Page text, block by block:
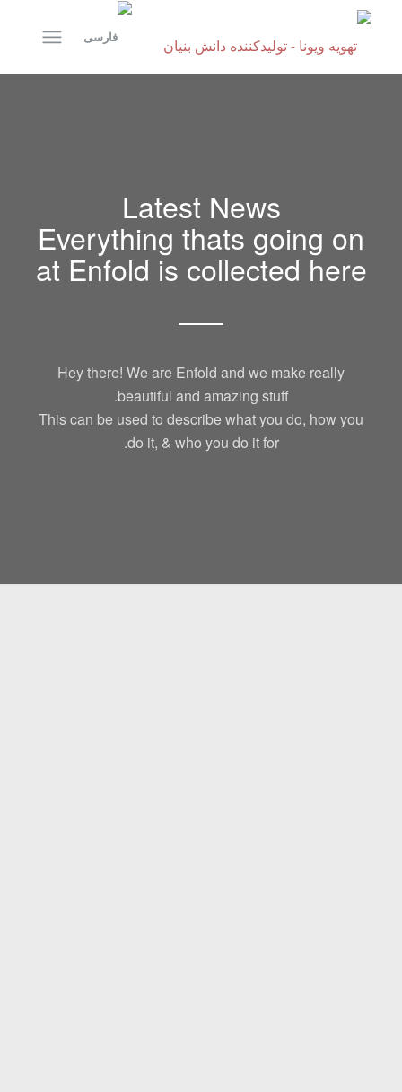
Latest News
Everything thats going on
at Enfold is collected here
Hey there! We are Enfold and we make really
beautiful and amazing stuff.
This can be used to describe what you do, how you
do it, & who you do it for.